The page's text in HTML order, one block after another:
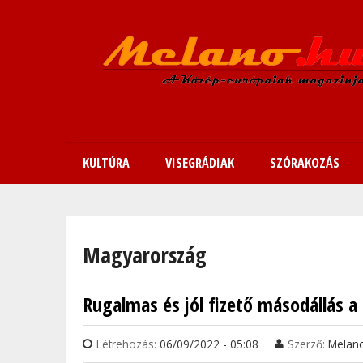
KULTÚRA VISEGRÁDIAK SZÓRAKOZÁS
Magyarország
Rugalmas és jól fizető másodállás
Létrehozás: 06/09/2022 - 05:08 Szerző:
Oldalak